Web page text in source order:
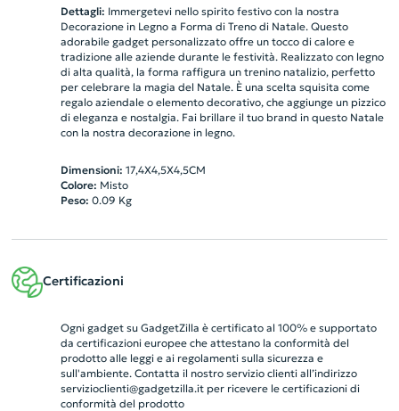
Dettagli: Immergetevi nello spirito festivo con la nostra
Decorazione in Legno a Forma di Treno di Natale. Questo
adorabile gadget personalizzato offre un tocco di calore e
tradizione alle aziende durante le festività. Realizzato con legno
di alta qualità, la forma raffigura un trenino natalizio, perfetto
per celebrare la magia del Natale. È una scelta squisita come
regalo aziendale o elemento decorativo, che aggiunge un pizzico
di eleganza e nostalgia. Fai brillare il tuo brand in questo Natale
con la nostra decorazione in legno.
Dimensioni: 17,4X4,5X4,5CM
Colore: Misto
Peso: 0.09 Kg
Certificazioni
Ogni gadget su GadgetZilla è certificato al 100% e supportato
da certificazioni europee che attestano la conformità del
prodotto alle leggi e ai regolamenti sulla sicurezza e
sull'ambiente. Contatta il nostro servizio clienti all’indirizzo
servizioclienti@gadgetzilla.itper ricevere le certificazioni di
conformità del prodotto